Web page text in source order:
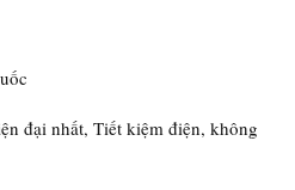
đại nhất, Tiết kiệm điện, không